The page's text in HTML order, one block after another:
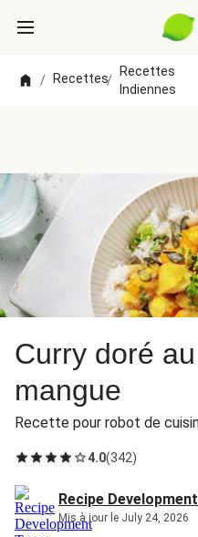
/ Recettes/
Recettes
Indiennes
Curry doré
mangue
Recette pour robot de
4.0(342)
Recipe
Mis à jour le July 24, 2026